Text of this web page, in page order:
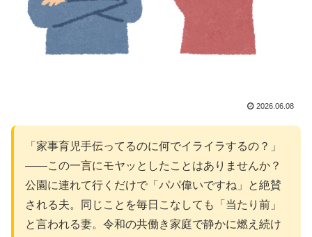
2026.06.08
「家事育児手伝ってるのに何でイライラするの？」
——この一言にモヤッとしたことはありませんか？
公園に連れて行くだけで「パパ偉いですね」と絶賛
される夫。同じことを毎日こなしても「当たり前」
と言われる妻。令和の共働き家庭で静かに燃え続け